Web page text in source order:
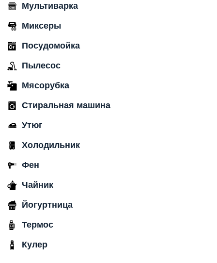
Мультиварка
Миксеры
Посудомойка
Пылесос
Мясорубка
Стиральная машина
Утюг
Холодильник
Фен
Чайник
Йогуртница
Термос
Кулер